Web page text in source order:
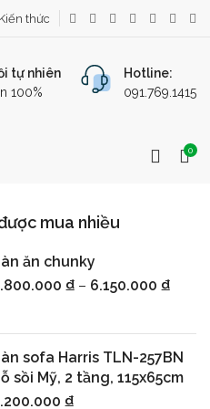
Kiến thức
tự nhiên
100%
Hotline:
091.769.1415
0
mua nhiều
ăn chunky
₫ – 6.150.000 ₫
sofa Harris TLN-257BN
sồi Mỹ, 2 tầng, 115x65cm
₫